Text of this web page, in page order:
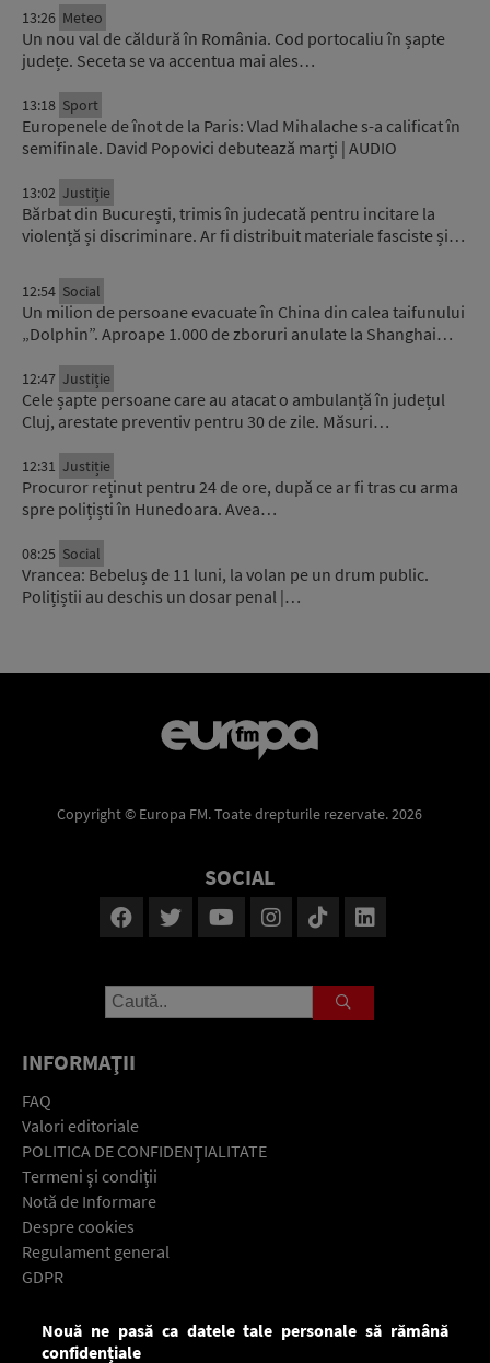
13:26 Meteo
Un nou val de căldură în România. Cod portocaliu în șapte
județe. Seceta se va accentua mai ales…
13:18 Sport
Europenele de înot de la Paris: Vlad Mihalache s-a calificat în
semifinale. David Popovici debutează marți | AUDIO
13:02 Justiție
Bărbat din București, trimis în judecată pentru incitare la
violență și discriminare. Ar fi distribuit materiale fasciste și…
12:54 Social
Un milion de persoane evacuate în China din calea taifunului
„Dolphin”. Aproape 1.000 de zboruri anulate la Shanghai…
12:47 Justiție
Cele șapte persoane care au atacat o ambulanță în județul
Cluj, arestate preventiv pentru 30 de zile. Măsuri…
12:31 Justiție
Procuror reținut pentru 24 de ore, după ce ar fi tras cu arma
spre polițiști în Hunedoara. Avea…
08:25 Social
Vrancea: Bebeluș de 11 luni, la volan pe un drum public.
Polițiștii au deschis un dosar penal |…
Copyright © Europa FM. Toate drepturile rezervate. 2026
SOCIAL
INFORMAŢII
FAQ
Valori editoriale
POLITICA DE CONFIDENŢIALITATE
Termeni şi condiţii
Notă de Informare
Despre cookies
Regulament general
GDPR
Descarcă gratuit aplicaţia Europa FM pentru smartphone:
Nouă ne pasă ca datele tale personale să rămână
confidențiale